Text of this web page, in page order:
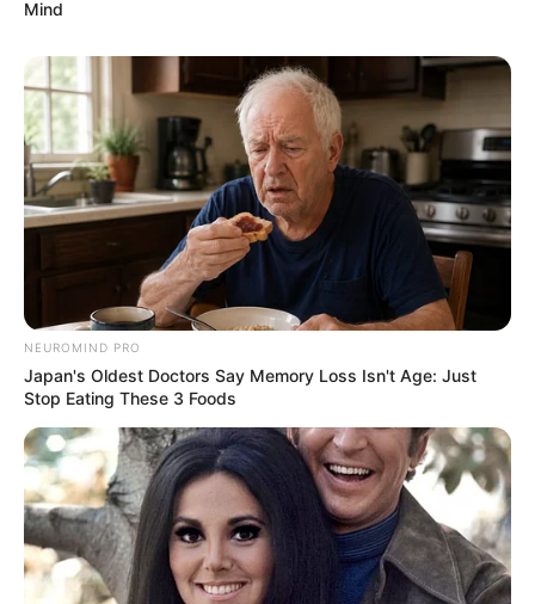
Mind
NEUROMIND PRO
Japan's Oldest Doctors Say Memory Loss Isn't Age: Just
Stop Eating These 3 Foods